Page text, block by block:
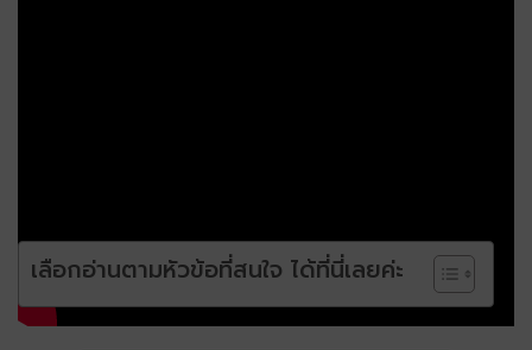
เลือกอ่านตามหัวข้อที่สนใจ ได้ที่นี่เลยค่ะ